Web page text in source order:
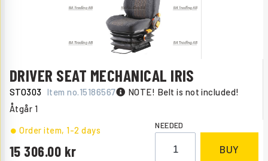
DRIVER SEAT MECHANICAL IRIS
STO303 Item no.15186567 NOTE! Belt is not included!
Åtgår 1
15 306.00
Order item, 1-2 days NEEDED
BUY